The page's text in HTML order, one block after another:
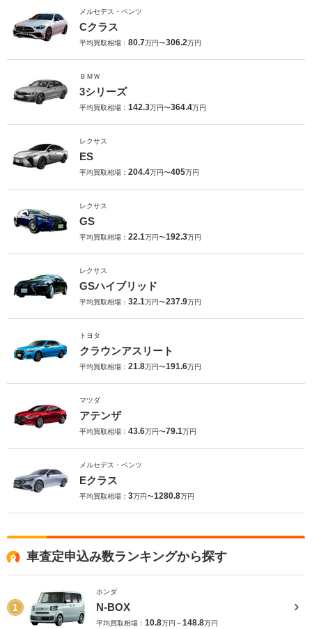
メルセデス・ベンツ
Cクラス
平均買取相場： 80.7万円〜306.2万円
ＢＭＷ
3シリーズ
平均買取相場： 142.3万円〜364.4万円
レクサス
ES
平均買取相場： 204.4万円〜405万円
レクサス
GS
平均買取相場： 22.1万円〜192.3万円
レクサス
GSハイブリッド
平均買取相場： 32.1万円〜237.9万円
トヨタ
クラウンアスリート
平均買取相場： 21.8万円〜191.6万円
マツダ
アテンザ
平均買取相場： 43.6万円〜79.1万円
メルセデス・ベンツ
Eクラス
平均買取相場： 3万円〜1280.8万円
車査定申込み数ランキングから探す
1
ホンダ
N-BOX
平均買取相場： 10.8万円～148.8万円